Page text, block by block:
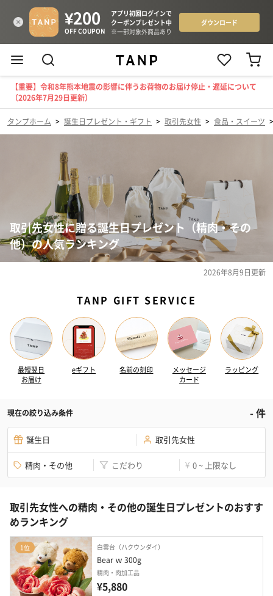
【重要】令和8年熊本地震の影響に伴うお荷物のお届け停止・遅延について
（2026年7月29日更新）
タンプホーム > 誕生日プレゼント・ギフト > 取引先女性 > 食品・スイーツ
取引先女性に贈る誕生日プレゼント（精肉・その
他）の人気ランキング
2026年8月9日更新
TANP GIFT SERVICE
最短翌日
お届け
eギフト 名前の刻印
メッセージ
カード
ラッピング
現在の絞り込み条件 -件
誕生日 取引先女性
精肉・その他 こだわり ¥ 0 ~ 上限なし
取引先女性への精肉・その他の誕生日プレゼントのおすす
めランキング
1位 白雲台（ハクウンダイ）
Bear ｗ 300g
精肉・肉加工品
¥5,880